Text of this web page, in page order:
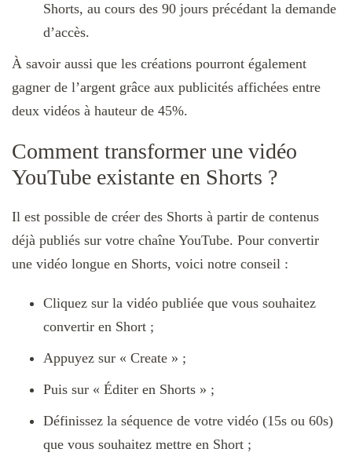
Shorts, au cours des 90 jours précédant la demande
d’accès.
À savoir aussi que les créations pourront également
gagner de l’argent grâce aux publicités affichées entre
deux vidéos à hauteur de 45%.
Comment transformer une vidéo
YouTube existante en Shorts ?
Il est possible de créer des Shorts à partir de contenus
déjà publiés sur votre chaîne YouTube. Pour convertir
une vidéo longue en Shorts, voici notre conseil :
Cliquez sur la vidéo publiée que vous souhaitez
convertir en Short ;
Appuyez sur « Create » ;
Puis sur « Éditer en Shorts » ;
Définissez la séquence de votre vidéo (15s ou 60s)
que vous souhaitez mettre en Short ;